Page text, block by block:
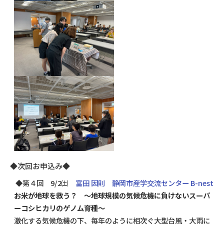
◆次回お申込み◆
◆第４回 9/2㈯ 富田 因則
静岡市産学交流センター B-nest
お米が地球を救う？ ～地球規模の気候危機に負けないスーパ
ーコシヒカリのゲノム育種～
激化する気候危機の下、毎年のように相次ぐ大型台風・大雨に